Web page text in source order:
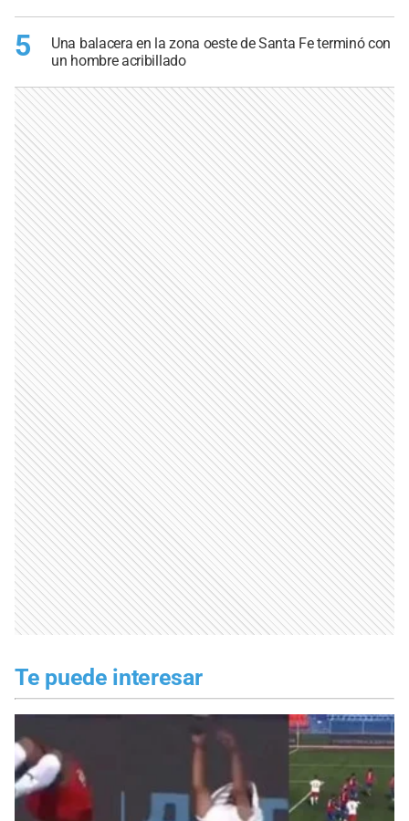
5
Una balacera en la zona oeste de Santa Fe terminó con
un hombre acribillado
Te puede interesar